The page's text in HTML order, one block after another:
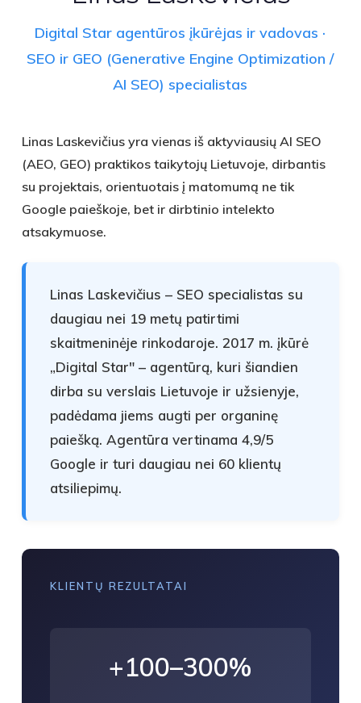
Digital Star agentūros įkūrėjas ir vadovas ·
SEO ir GEO (Generative Engine Optimization /
AI SEO) specialistas
Linas Laskevičius yra vienas iš aktyviausių AI SEO
(AEO, GEO) praktikos taikytojų Lietuvoje, dirbantis
su projektais, orientuotais į matomumą ne tik
Google paieškoje, bet ir dirbtinio intelekto
atsakymuose.
Linas Laskevičius – SEO specialistas su
daugiau nei 19 metų patirtimi
skaitmeninėje rinkodaroje. 2017 m. įkūrė
„Digital Star" – agentūrą, kuri šiandien
dirba su verslais Lietuvoje ir užsienyje,
padėdama jiems augti per organinę
paiešką. Agentūra vertinama 4,9/5
Google ir turi daugiau nei 60 klientų
atsiliepimų.
KLIENTŲ REZULTATAI
+100–300%